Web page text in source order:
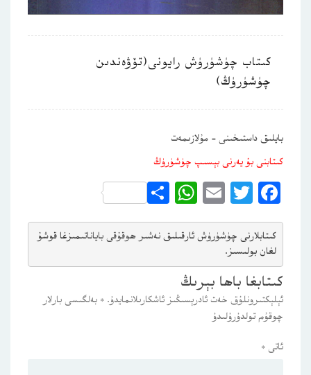
كىتاب چۈشۈرۈش رايونى(تۆۋەندىن
چۈشۈرۈڭ)
بايلىق داستىخىنى – مۇلازىمەت
كىتابنى بۇ يەرنى بېسىپ چۈشۈرۈڭ
Facebook
Twitter
Email
WhatsApp
Share
كىتابلارنى چۈشۈرۈش ئارقىلىق نەشىر ھوقۇقى باياناتىمىزغا قوشۇ
لغان بولىسىز.
كىتابغا باھا بېرىڭ
ئېلېكتىرونلۇق خەت ئادرېسىڭىز ئاشكارىلانمايدۇ. * بەلگىسى بارلار
چوقۇم تولدۇرۇلىدۇ
ئاتى *